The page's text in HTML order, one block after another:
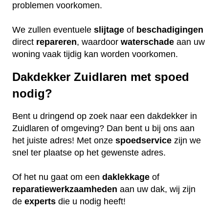
problemen voorkomen.
We zullen eventuele slijtage of beschadigingen
direct repareren, waardoor waterschade aan uw
woning vaak tijdig kan worden voorkomen.
Dakdekker Zuidlaren met spoed
nodig?
Bent u dringend op zoek naar een dakdekker in
Zuidlaren of omgeving? Dan bent u bij ons aan
het juiste adres! Met onze spoedservice zijn we
snel ter plaatse op het gewenste adres.
Of het nu gaat om een daklekkage of
reparatiewerkzaamheden aan uw dak, wij zijn
de experts die u nodig heeft!